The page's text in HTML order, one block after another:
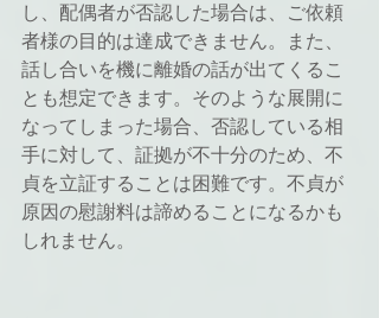
し、配偶者が否認した場合は、ご依頼
者様の目的は達成できません。また、
話し合いを機に離婚の話が出てくるこ
とも想定できます。そのような展開に
なってしまった場合、否認している相
手に対して、証拠が不十分のため、不
貞を立証することは困難です。不貞が
原因の慰謝料は諦めることになるかも
しれません。